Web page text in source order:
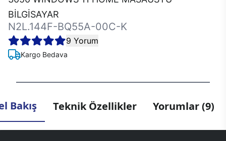
BİLGİSAYAR
N2L.144F-BQ55A-00C-K
9 Yorum
Kargo Bedava
Bakış Teknik Özellikler Yorumlar (9)